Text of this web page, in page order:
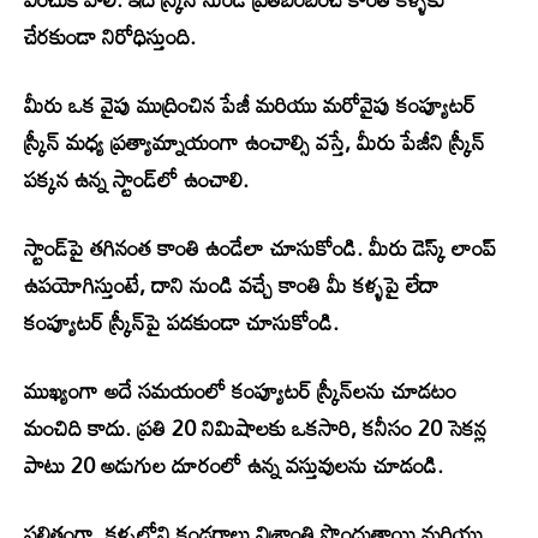
చేరకుండా నిరోధిస్తుంది.
మీరు ఒక వైపు ముద్రించిన పేజీ మరియు మరోవైపు కంప్యూటర్
స్క్రీన్ మధ్య ప్రత్యామ్నాయంగా ఉంచాల్సి వస్తే, మీరు పేజీని స్క్రీన్
పక్కన ఉన్న స్టాండ్‌లో ఉంచాలి.
స్టాండ్‌పై తగినంత కాంతి ఉండేలా చూసుకోండి. మీరు డెస్క్ లాంప్
ఉపయోగిస్తుంటే, దాని నుండి వచ్చే కాంతి మీ కళ్ళపై లేదా
కంప్యూటర్ స్క్రీన్‌పై పడకుండా చూసుకోండి.
ముఖ్యంగా అదే సమయంలో కంప్యూటర్ స్క్రీన్‌లను చూడటం
మంచిది కాదు. ప్రతి 20 నిమిషాలకు ఒకసారి, కనీసం 20 సెకన్ల
పాటు 20 అడుగుల దూరంలో ఉన్న వస్తువులను చూడండి.